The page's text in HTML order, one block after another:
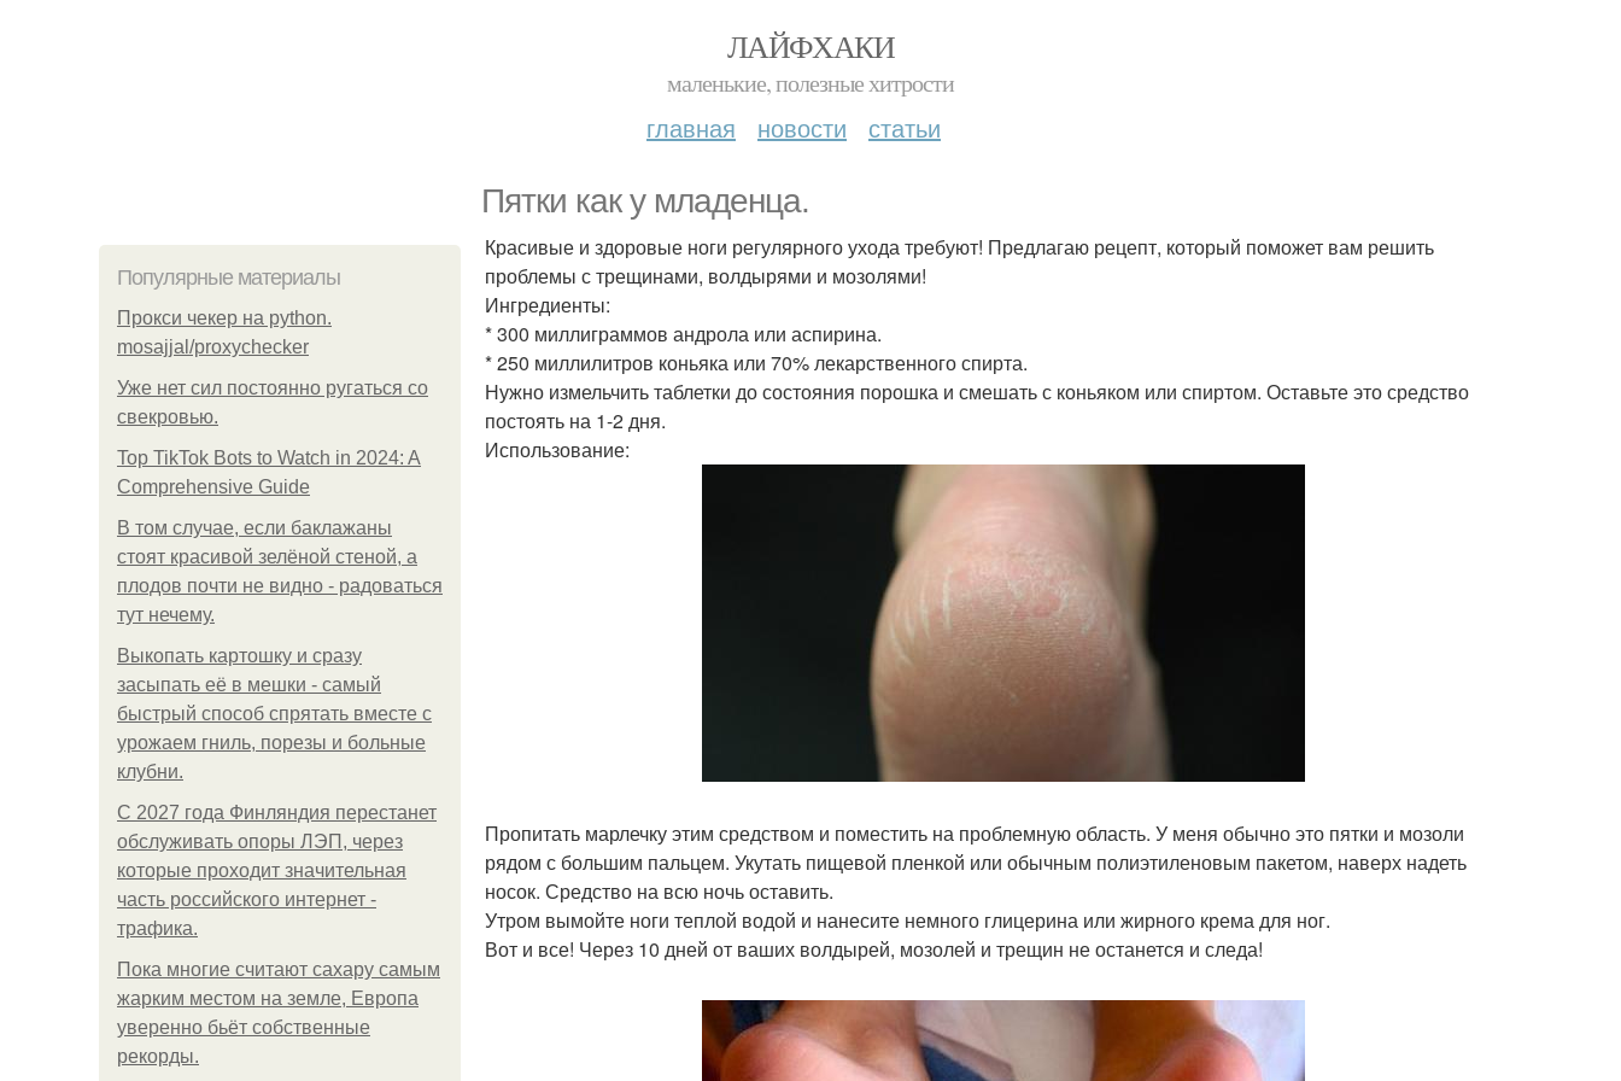
ЛАЙФХАКИ
маленькие, полезные хитрости
главная новости статьи
Пятки как у младенца.
Популярные материалы
Прокси чекер на python.
mosajjal/proxychecker
Уже нет сил постоянно ругаться со
свекровью.
Top TikTok Bots to Watch in 2024: A
Comprehensive Guide
В том случае, если баклажаны
стоят красивой зелёной стеной, а
плодов почти не видно - радоваться
тут нечему.
Выкопать картошку и сразу
засыпать её в мешки - самый
быстрый способ спрятать вместе с
урожаем гниль, порезы и больные
клубни.
С 2027 года Финляндия перестанет
обслуживать опоры ЛЭП, через
которые проходит значительная
часть российского интернет -
трафика.
Пока многие считают сахару самым
жарким местом на земле, Европа
уверенно бьёт собственные
рекорды.
Красивые и здоровые ноги регулярного ухода требуют! Предлагаю рецепт, который поможет вам решить
проблемы с трещинами, волдырями и мозолями!
Ингредиенты:
* 300 миллиграммов андрола или аспирина.
* 250 миллилитров коньяка или 70% лекарственного спирта.
Нужно измельчить таблетки до состояния порошка и смешать с коньяком или спиртом. Оставьте это средство
постоять на 1-2 дня.
Использование:
Пропитать марлечку этим средством и поместить на проблемную область. У меня обычно это пятки и мозоли
рядом с большим пальцем. Укутать пищевой пленкой или обычным полиэтиленовым пакетом, наверх надеть
носок. Средство на всю ночь оставить.
Утром вымойте ноги теплой водой и нанесите немного глицерина или жирного крема для ног.
Вот и все! Через 10 дней от ваших волдырей, мозолей и трещин не останется и следа!